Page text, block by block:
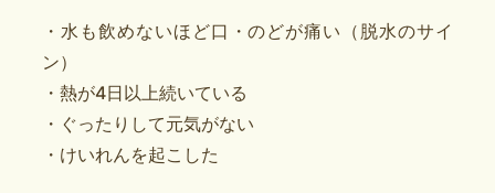
・水も飲めないほど口・のどが痛い（脱水のサイ
ン）
・熱が4日以上続いている
・ぐったりして元気がない
・けいれんを起こした